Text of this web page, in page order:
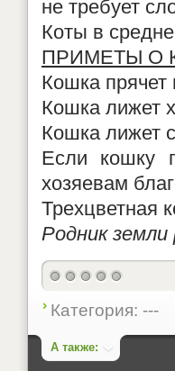
не требует
Коты в
ПРИМЕТЫ О
Кошка прячет
Кошка лижет
Кошка лижет
Если кошку
хозяевам
Трехцветная
Родник земли
Категория: ---
А также: